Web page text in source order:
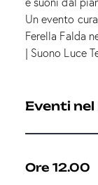
Un evento
Ferella Falda
| Suono Luce
Eventi
Ore 12.00